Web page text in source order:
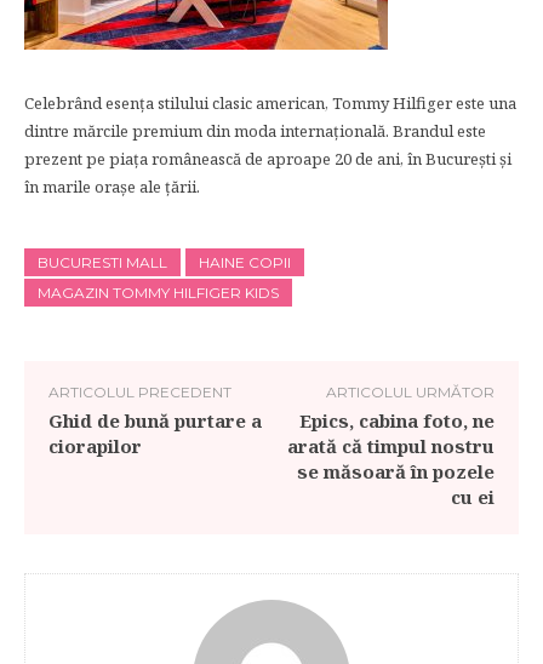
Celebrând esența stilului clasic american, Tommy Hilfiger este una
dintre mărcile premium din moda internațională. Brandul este
prezent pe piaţa românească de aproape 20 de ani, în Bucureşti și
în marile oraşe ale ţării.
BUCURESTI MALL
HAINE COPII
MAGAZIN TOMMY HILFIGER KIDS
ARTICOLUL PRECEDENT
Ghid de bună purtare a
ciorapilor
ARTICOLUL URMĂTOR
Epics, cabina foto, ne
arată că timpul nostru
se măsoară în pozele
cu ei